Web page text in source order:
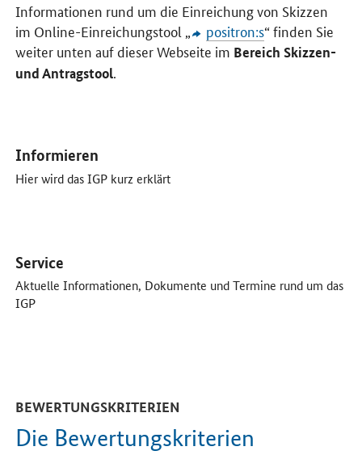
Informationen rund um die Einreichung von Skizzen
im Online-Einreichungstool „
positron:s“ finden Sie
weiter unten auf dieser Webseite im Bereich Skizzen-
und Antragstool.
Informieren
Hier wird das IGP kurz erklärt
Öffnet Einzelsicht
Service
Aktuelle Informationen, Dokumente und Termine rund um das
IGP
Öffnet Einzelsicht
BEWERTUNGSKRITERIEN
Die Bewertungskriterien